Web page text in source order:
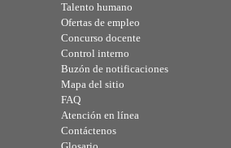
Talento humano
Ofertas de empleo
Concurso docente
Control interno
Buzón de notificaciones
Mapa del sitio
FAQ
Atención en línea
Contáctenos